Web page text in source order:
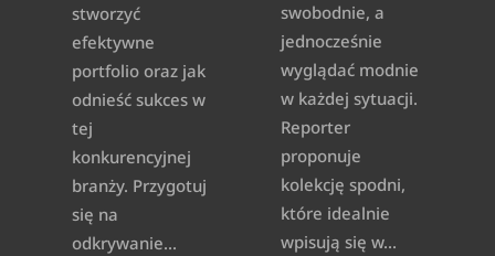
stworzyć
efektywne
portfolio oraz jak
odnieść sukces w
tej
konkurencyjnej
branży. Przygotuj
się na
odkrywanie...
swobodnie, a
jednocześnie
wyglądać modnie
w każdej sytuacji.
Reporter
proponuje
kolekcję spodni,
które idealnie
wpisują się w...